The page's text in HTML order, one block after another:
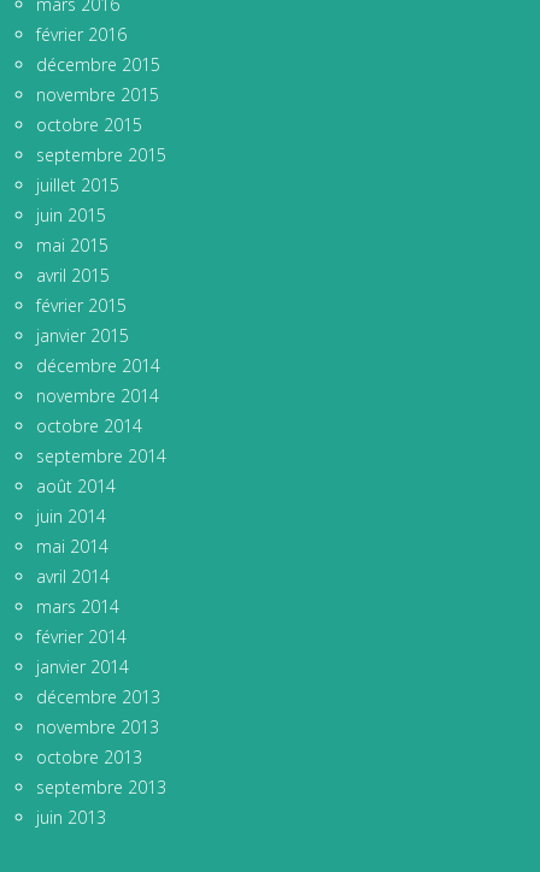
février 2016
décembre 2015
novembre 2015
octobre 2015
septembre 2015
juillet 2015
juin 2015
mai 2015
avril 2015
février 2015
janvier 2015
décembre 2014
novembre 2014
octobre 2014
septembre 2014
août 2014
juin 2014
mai 2014
avril 2014
mars 2014
février 2014
janvier 2014
décembre 2013
novembre 2013
octobre 2013
septembre 2013
juin 2013